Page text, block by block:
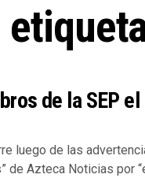
de la SEP el
luego de las
de Azteca Noticias por